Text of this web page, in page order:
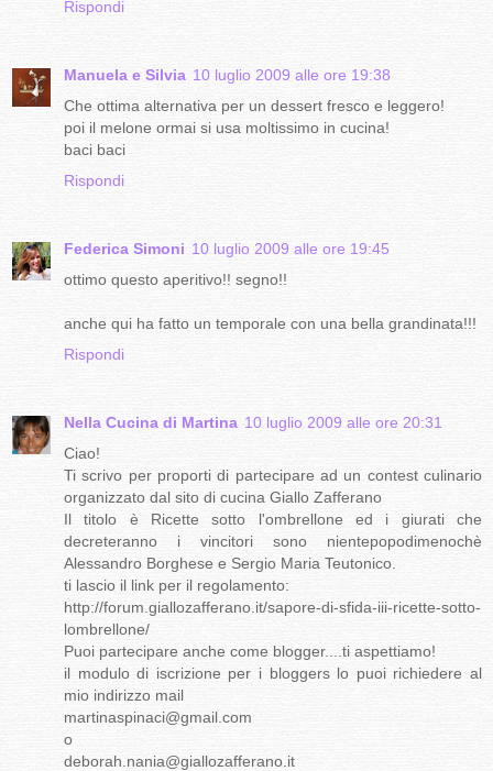
Rispondi
Manuela e Silvia 10 luglio 2009 alle ore 19:38
Che ottima alternativa per un dessert fresco e leggero!
poi il melone ormai si usa moltissimo in cucina!
baci baci
Rispondi
Federica Simoni 10 luglio 2009 alle ore 19:45
ottimo questo aperitivo!! segno!!
anche qui ha fatto un temporale con una bella grandinata!!!
Rispondi
Nella Cucina di Martina 10 luglio 2009 alle ore 20:31
Ciao!
Ti scrivo per proporti di partecipare ad un contest culinario
organizzato dal sito di cucina Giallo Zafferano
Il titolo è Ricette sotto l'ombrellone ed i giurati che
decreteranno i vincitori sono nientepopodimenochè
Alessandro Borghese e Sergio Maria Teutonico.
ti lascio il link per il regolamento:
http://forum.giallozafferano.it/sapore-di-sfida-iii-ricette-sotto-
lombrellone/
Puoi partecipare anche come blogger....ti aspettiamo!
il modulo di iscrizione per i bloggers lo puoi richiedere al
mio indirizzo mail
martinaspinaci@gmail.com
o
deborah.nania@giallozafferano.it